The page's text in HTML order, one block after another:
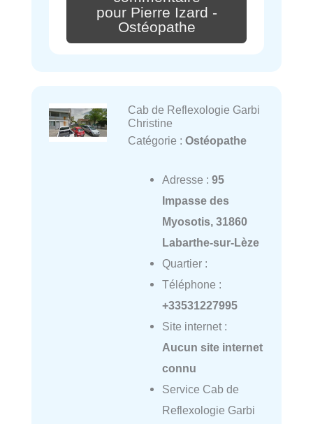
pour Pierre Izard -
Ostéopathe
Cab de Reflexologie Garbi
Christine
Catégorie : Ostéopathe
Adresse : 95
Impasse des
Myosotis, 31860
Labarthe-sur-Lèze
Quartier :
Téléphone :
+33531227995
Site internet :
Aucun site internet
connu
Service Cab de
Reflexologie Garbi